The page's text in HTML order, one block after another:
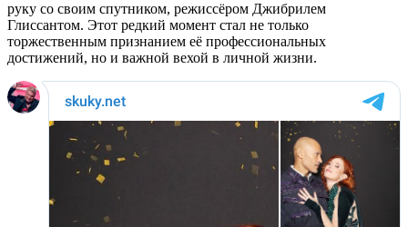
руку со своим спутником, режиссёром Джибрилем
Глиссантом. Этот редкий момент стал не только
торжественным признанием её профессиональных
достижений, но и важной вехой в личной жизни.